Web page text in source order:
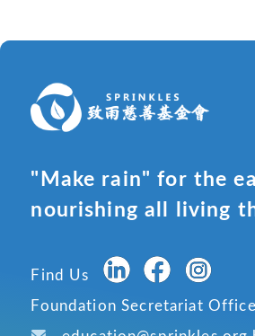
"Make rain" for the
nourishing all living
Find Us
Foundation Secretariat Office